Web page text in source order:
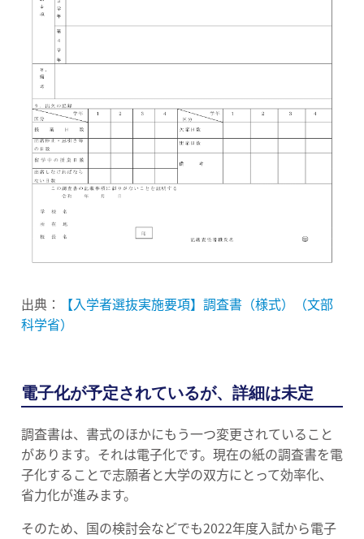
出典：
【入学者選抜実施要項】調査書（様式）（文部
科学省）
電子化が予定されているが、詳細は未定
調査書は、書式のほかにもう一つ変更されていること
があります。それは電子化です。現在の紙の調査書を電
子化することで志願者と大学の双方にとって効率化、
省力化が進みます。
そのため、国の検討会などでも2022年度入試から電子